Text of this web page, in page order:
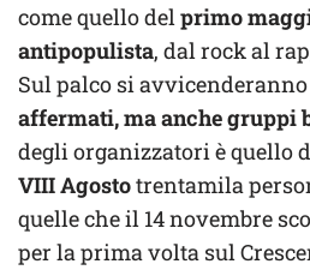
come quello delprimo
antipopulista, dal rock al
Sul palco si
affermati, ma anche gruppi
degli organizzatori è quello
VIII Agostotrentamila
quelle che il 14 novembre
per la prima volta sul